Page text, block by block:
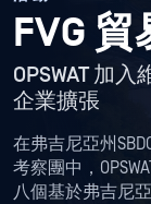
FVG
OPSWAT 加
企業擴張
在弗吉尼亞州
考察團中，
八個基於弗吉尼